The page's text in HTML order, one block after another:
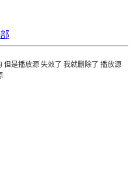
但是播放源 失效了 我就删除了 播放源